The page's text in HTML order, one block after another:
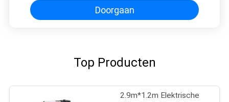
Doorgaan
Top Producten
2.9m*1.2m Elektrische